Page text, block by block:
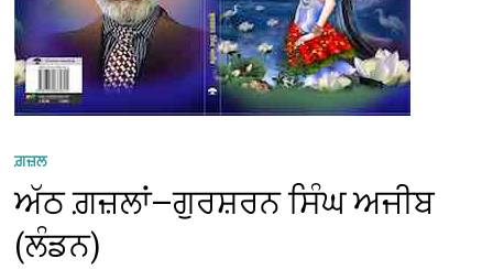
ਗ਼ਜ਼ਲ
ਅੱਠ ਗ਼ਜ਼ਲਾਂ—ਗੁਰਸ਼ਰਨ ਸਿੰਘ ਅਜੀਬ
(ਲੰਡਨ)